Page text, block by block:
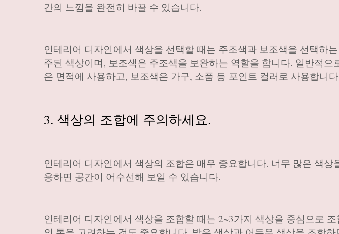
간의 느낌을 완전히 바꿀 수 있습니다.
인테리어 디자인에서 색상을 선택할 때는 주조색과 보조색을 선택하
주된 색상이며, 보조색은 주조색을 보완하는 역할을 합니다. 일반적으
은 면적에 사용하고, 보조색은 가구, 소품 등 포인트 컬러로 사용합니
3. 색상의 조합에 주의하세요.
인테리어 디자인에서 색상의 조합은 매우 중요합니다. 너무 많은 색
용하면 공간이 어수선해 보일 수 있습니다.
인테리어 디자인에서 색상을 조합할 때는 2~3가지 색상을 중심으로